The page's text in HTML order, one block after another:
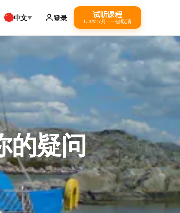
中文 登录 试听课程
US$11/月 · 一键取消
的疑问